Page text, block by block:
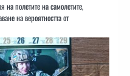
на полетите на самолетите,
на вероятността от